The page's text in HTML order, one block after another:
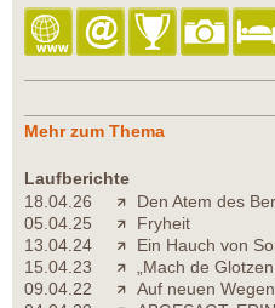
Mehr zum Thema
Laufberichte
18.04.26
Den Atem des
05.04.25
Fryheit
13.04.24
Ein Hauch von
15.04.23
„Mach de
09.04.22
Auf neuen